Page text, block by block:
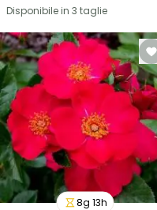
Disponibile in 3 taglie
8g 13h